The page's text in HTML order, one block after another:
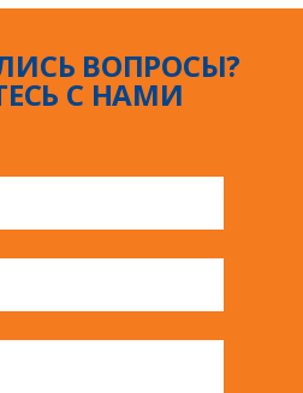
ВОПРОСЫ?
С НАМИ